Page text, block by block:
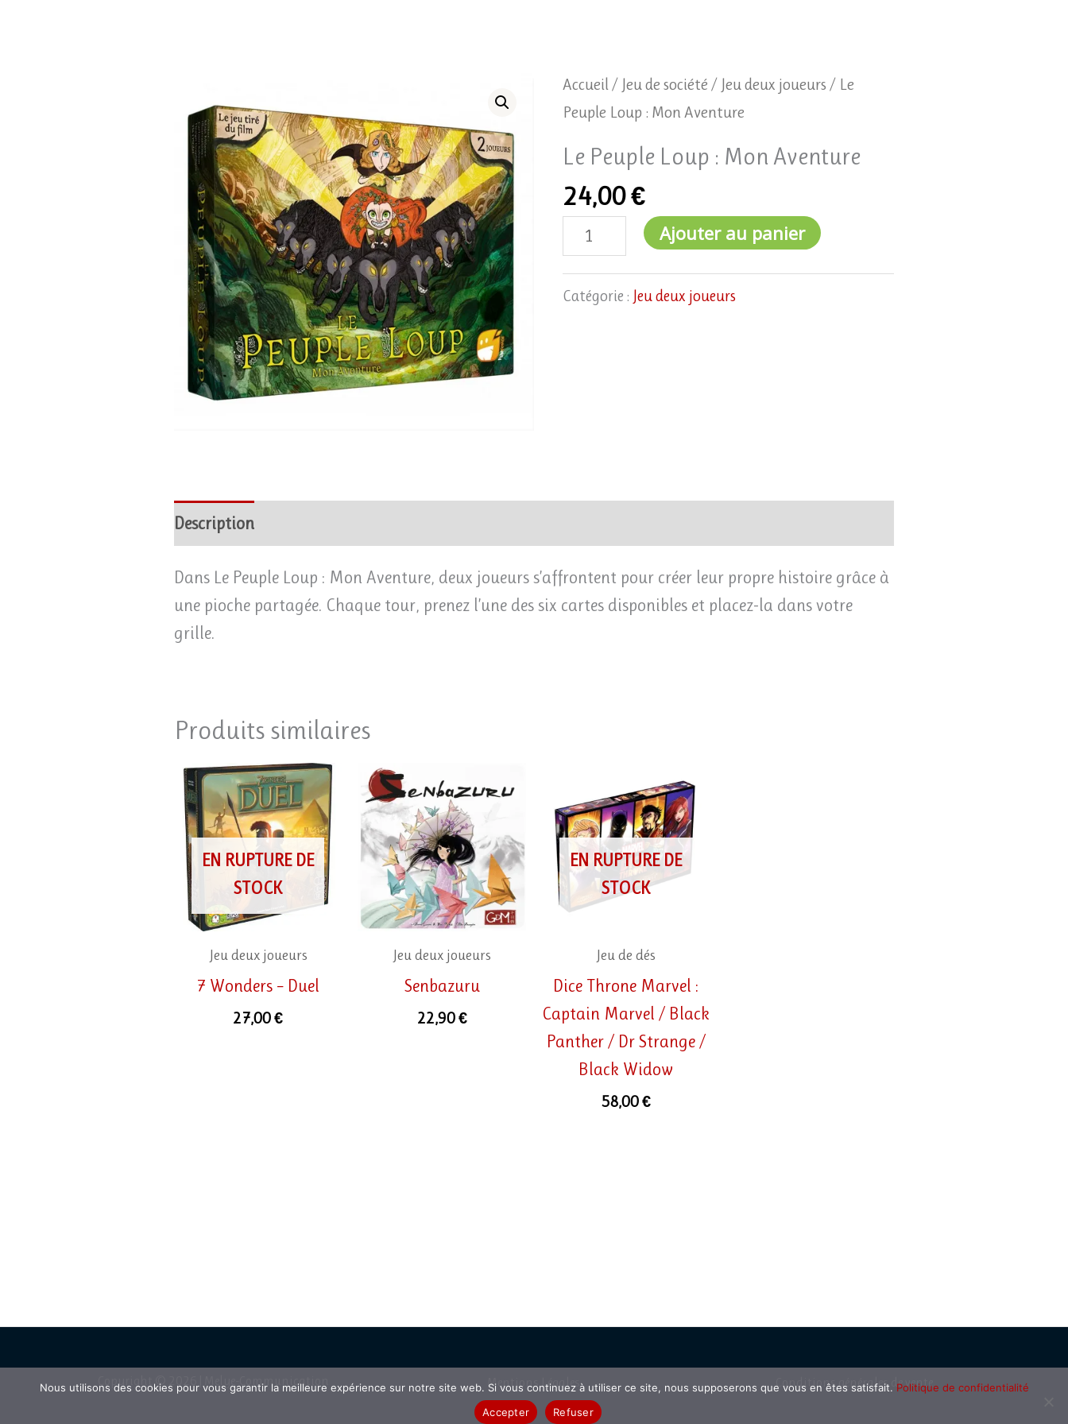
Accueil/ Jeu de société / Jeu deux joueurs / Le
Peuple Loup : Mon Aventure
Le Peuple Loup : Mon Aventure
24,00€
quantité
de
Peuple
Loup
:
Mon
Aventure
Ajouter au panier
Catégorie : Jeu deux joueurs
Description
Dans Le Peuple Loup : Mon Aventure, deux joueurs s’affrontent pour créer leur propre histoire grâce à
une pioche partagée. Chaque tour, prenez l’une des six cartes disponibles et placez-la dans votre
grille.
Produits similaires
EN RUPTURE DE
STOCK
Jeu deux joueurs
7 Wonders – Duel
27,00€
Jeu deux joueurs
Senbazuru
22,90€
EN RUPTURE DE
STOCK
Jeu de dés
Dice Throne Marvel :
Captain Marvel / Black
Panther / Dr Strange /
Black Widow
58,00€
Copyright © 2026 | Melye-Communication Mentions Légales Conditions générales de vente
Nous utilisons des cookies pour vous garantir la meilleure expérience sur notre site web. Si vous continuez à utiliser ce site, nous supposerons que vous en êtes satisfait. Politique de confidentialité
Accepter
Refuser